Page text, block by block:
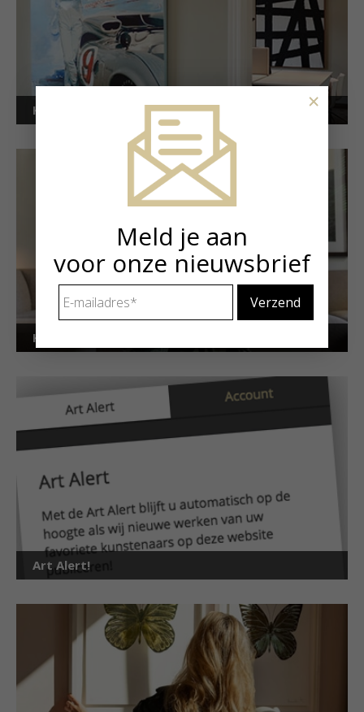
Kunstuitleen voor bedrijven
Kunstuitleen voor particulieren
Art Alert!
Meld je aan
voor onze nieuwsbrief
mailadres *
×